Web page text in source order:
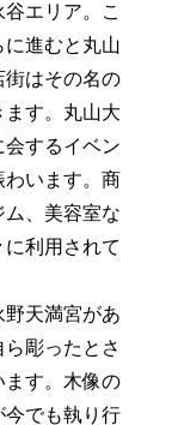
エリア。こ
進むと丸山
街はその名の
す。丸山大
するイベン
わいます。商
、美容室な
利用されて
天満宮があ
彫ったとさ
ます。木像の
今でも執り行